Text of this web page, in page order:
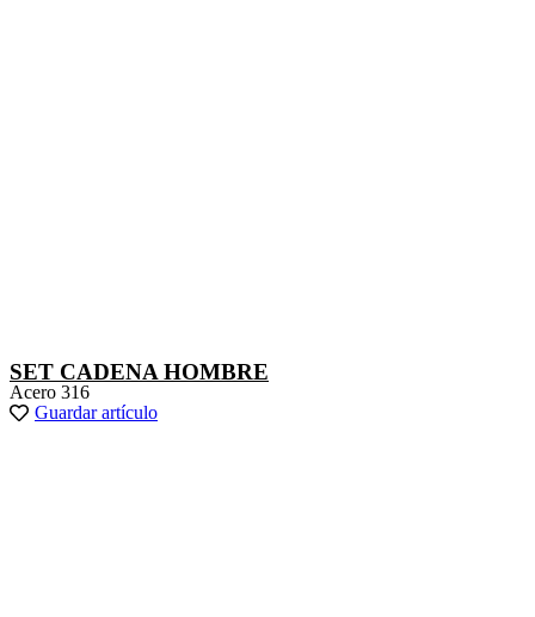
SET CADENA HOMBRE
Acero 316
Guardar artículo